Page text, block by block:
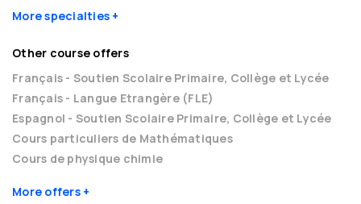
More specialties
Other course offers
Français - Soutien Scolaire Primaire, Collège et Lycée
Français - Langue Etrangère (FLE)
Espagnol - Soutien Scolaire Primaire, Collège et Lycée
Cours particuliers de Mathématiques
Cours de physique chimie
More offers